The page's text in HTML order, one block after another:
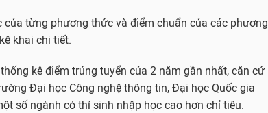
của từng phương thức và điểm chuẩn của các phương
khai chi tiết.
kê điểm trúng tuyển của 2 năm gần nhất, căn cứ
Đại học Công nghệ thông tin, Đại học Quốc gia
số ngành có thí sinh nhập học cao hơn chỉ tiêu.